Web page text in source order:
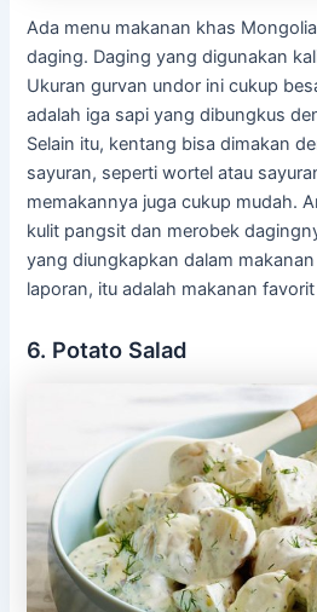
Ada menu makanan khas
daging. Daging yang digunakan
Ukuran gurvan undor ini cukup
adalah iga sapi yang dibungkus
Selain itu, kentang bisa dimakan
sayuran, seperti wortel atau
memakannya juga cukup mudah.
kulit pangsit dan merobek
yang diungkapkan dalam
laporan, itu adalah makanan
6. Potato Salad